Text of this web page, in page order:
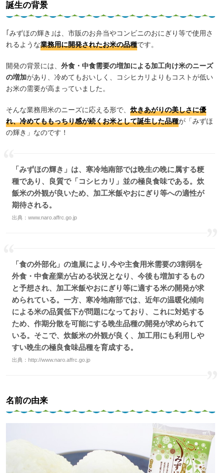
誕生の背景
｢みずほの輝き｣は、市販のお弁当やコンビニのおにぎり等で使用さ
れるような業務用に開発されたお米の品種です。
開発の背景には、 外食・中食需要の増加による加工向け米のニーズ
の増加があり、冷めてもおいしく、コシヒカリよりもコストが低い
お米の需要が高まっていました。
そんな業務用米のニーズに応える形で、 炊きあがりの美しさに優
れ、冷めてももっちり感が続くお米として誕生した品種が「みずほ
の輝き」なのです！
「みずほの輝き」は、寒冷地南部では晩生の晩に属する粳
種であり、良質で「コシヒカリ」並の極良食味である。炊
飯米の外観が良いため、加工米飯やおにぎり等への適性が
期待される。
出典： www.naro.affrc.go.jp
「食の外部化」の進展により,今や主食用米需要の3割弱を
外食・中食産業が占める状況となり、今後も増加するもの
と予想され、加工米飯やおにぎり等に適する米の開発が求
められている。一方、寒冷地南部では、近年の温暖化傾向
による米の品質低下が問題になっており、これに対処する
ため、作期分散を可能にする晩生品種の開発が求められて
いる。そこで、炊飯米の外観が良く、加工用にも利用しや
すい晩生の極良食味品種を育成する。
出典： http://www.naro.affrc.go.jp
名前の由来